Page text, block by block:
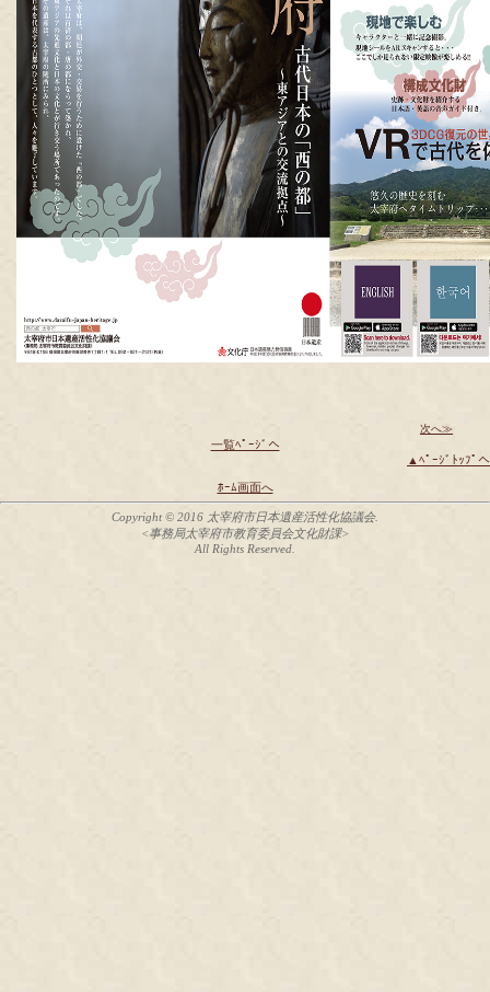
次へ≫
一覧ﾍﾟｰｼﾞへ
▲ﾍﾟｰｼﾞﾄｯﾌﾟへ
ﾎｰﾑ画面へ
Copyright © 2016 太宰府市日本遺産活性化協議会.
<事務局太宰府市教育委員会文化財課>
All Rights Reserved.